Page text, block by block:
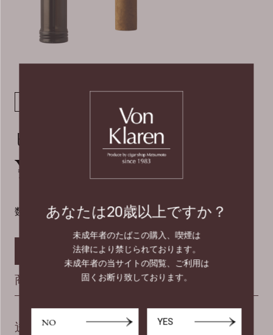
ビリガー・ブラックチューブ
¥700
数量
カートに入れる
商品説明
送料について
あなたは20歳以上ですか？
未成年者のたばこの購入、喫煙は
法律により禁じられております。
未成年者の当サイトの閲覧、ご利用は
固くお断り致しております。
NO YES